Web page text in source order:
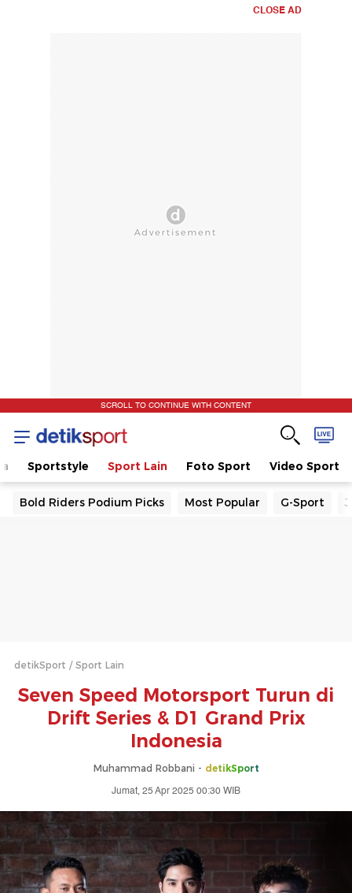
CLOSE AD
SCROLL TO CONTINUE WITH CONTENT
Sportstyle Sport Lain Foto Sport Video Sport
Bold Riders Podium Picks Most Popular G-Sport
detikSport Sport Lain
Seven Speed Motorsport Turun di
Drift Series & D1 Grand Prix
Indonesia
Muhammad Robbani - detikSport
Jumat, 25 Apr 2025 00:30 WIB